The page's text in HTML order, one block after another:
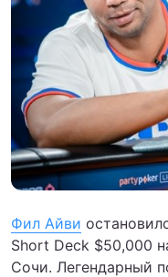
Фил Айви
Short Deck $50,000
Сочи. Легендарный